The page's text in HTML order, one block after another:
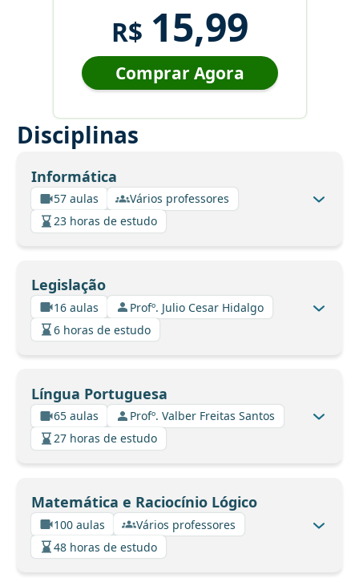
R$ 15,99
Comprar Agora
Disciplinas
Informática
57 aulas
Vários professores
23 horas de estudo
Legislação
16 aulas
Profº. Julio Cesar Hidalgo
6 horas de estudo
Língua Portuguesa
65 aulas
Profº. Valber Freitas Santos
27 horas de estudo
Matemática e Raciocínio Lógico
100 aulas
Vários professores
48 horas de estudo